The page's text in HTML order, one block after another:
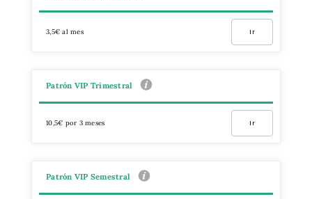
3,5€ al mes Ir
Patrón VIP Trimestral
10,5€ por 3 meses Ir
Patrón VIP Semestral